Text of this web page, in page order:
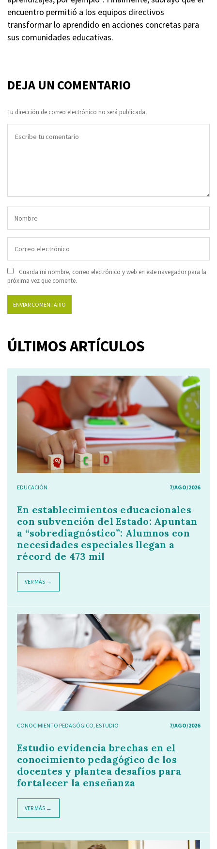
encuentro permitió a los equipos directivos
transformar lo aprendido en acciones concretas para
sus comunidades educativas.
DEJA UN COMENTARIO
Tu dirección de correo electrónico no será publicada.
Guarda mi nombre, correo electrónico y web en este navegador para la
próxima vez que comente.
ÚLTIMOS ARTÍCULOS
EDUCACIÓN 7/AGO/2026
En establecimientos educacionales
con subvención del Estado: Apuntan
a “sobrediagnóstico”: Alumnos con
necesidades especiales llegan a
récord de 473 mil
VER MÁS →
CONOCIMIENTO PEDAGÓGICO ESTUDIO 7/AGO/2026
Estudio evidencia brechas en el
conocimiento pedagógico de los
docentes y plantea desafíos para
fortalecer la enseñanza
VER MÁS →